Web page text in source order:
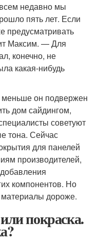
недавно мы
пять лет. Если
предусматривать
Максим. — Для
конечно, не
какая-нибудь
меньше он подвержен
дом сайдингом,
советуют
тона. Сейчас
для панелей
производителей,
компонентов. Но
материалы дороже.
покраска.